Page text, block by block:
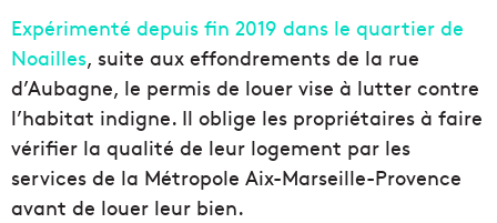
Expérimenté depuis fin 2019 dans le quartier de
Noailles, suite aux effondrements de la rue
d’Aubagne, le permis de louer vise à lutter contre
l’habitat indigne. Il oblige les propriétaires à faire
vérifier la qualité de leur logement par les
services de la Métropole Aix-Marseille-Provence
avant de louer leur bien.